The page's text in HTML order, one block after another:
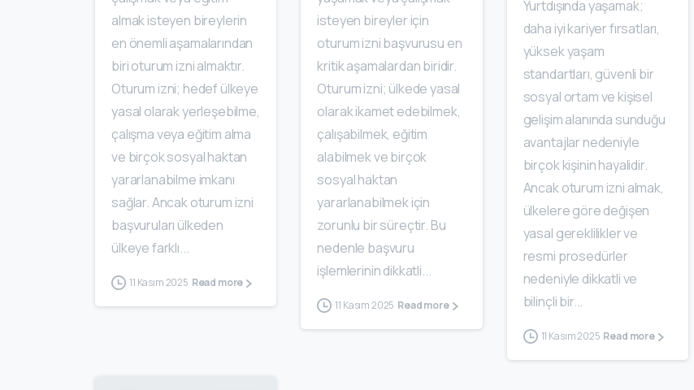
almak isteyen bireylerin
en önemli aşamalarından
biri oturum izni almaktır.
Oturum izni; hedef ülkeye
yasal olarak yerleşebilme,
çalışma veya eğitim alma
ve birçok sosyal haktan
yararlanabilme imkanı
sağlar. Ancak oturum izni
başvuruları ülkeden
ülkeye farklı...
11 Kasım 2025 Read more
isteyen bireyler için
oturum izni başvurusu en
kritik aşamalardan biridir.
Oturum izni; ülkede yasal
olarak ikamet edebilmek,
çalışabilmek, eğitim
alabilmek ve birçok
sosyal haktan
yararlanabilmek için
zorunlu bir süreçtir. Bu
nedenle başvuru
işlemlerinin dikkatli...
11 Kasım 2025 Read more
Yurtdışında yaşamak;
daha iyi kariyer fırsatları,
yüksek yaşam
standartları, güvenli bir
sosyal ortam ve kişisel
gelişim alanında sunduğu
avantajlar nedeniyle
birçok kişinin hayalidir.
Ancak oturum izni almak,
ülkelere göre değişen
yasal gereklilikler ve
resmi prosedürler
nedeniyle dikkatli ve
bilinçli bir...
11 Kasım 2025 Read more